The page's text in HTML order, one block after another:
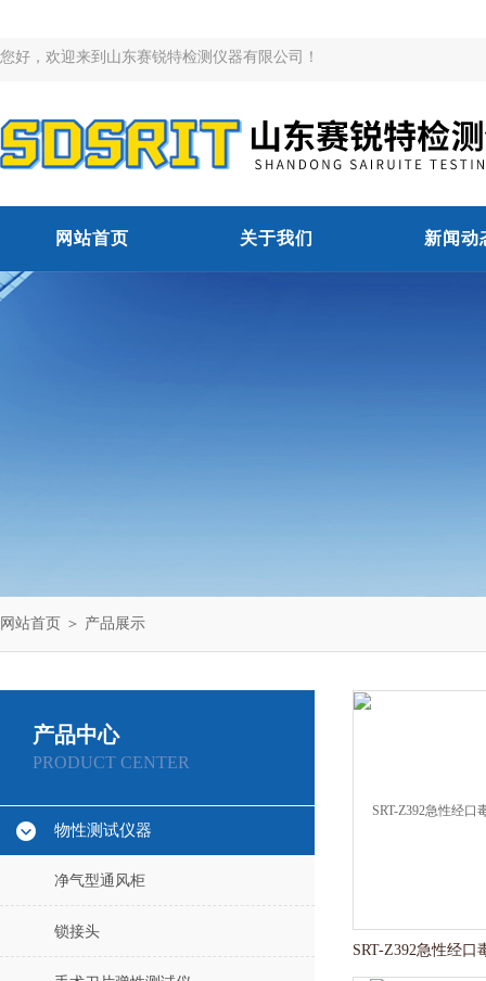
您好，欢迎来到山东赛锐特检测仪器有限公司！
网站首页 关于我们 新闻动
网站首页 ＞ 产品展示
产品中心
PRODUCT CENTER
物性测试仪器
净气型通风柜
锁接头